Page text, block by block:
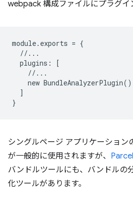
webpack 構成ファイルにプラグイ
module. exports = {
//...
plugins :
[
//...
new BundleAnalyzerPlugin()
]
}
シングルページ アプリケーショ
が一般的に使用されますが、 Parcel
バンドルツールにも、バンドルの
化ツールがあります。